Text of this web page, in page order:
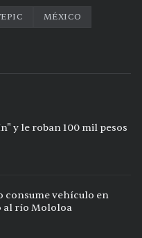
MÉXICO
y le roban 100 mil pesos
consume vehículo en
al río Mololoa